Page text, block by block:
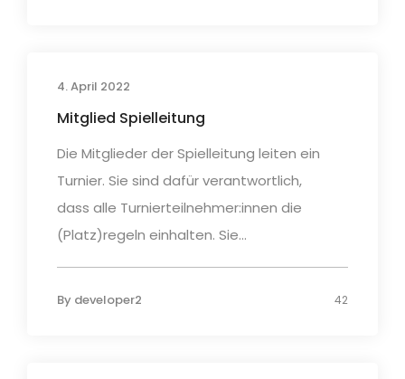
4. April 2022
Mitglied Spielleitung
Die Mitglieder der Spielleitung leiten ein
Turnier. Sie sind dafür verantwortlich,
dass alle Turnierteilnehmer:innen die
(Platz)regeln einhalten. Sie...
By developer2 42